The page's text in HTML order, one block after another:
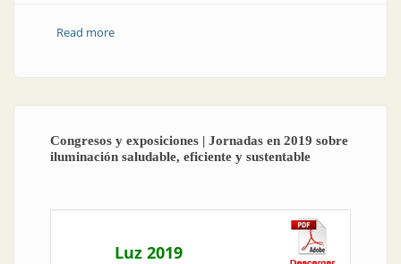
Read moreabout Obra | Iluminación tecnológica, sustentable y
Congresos y exposiciones | Jornadas en 2019 sobre
iluminación saludable, eficiente y sustentable
Luz 2019